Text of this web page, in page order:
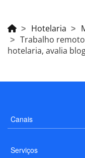
Hotelaria
Trabalho
hotelaria, avalia
Canais
Serviços